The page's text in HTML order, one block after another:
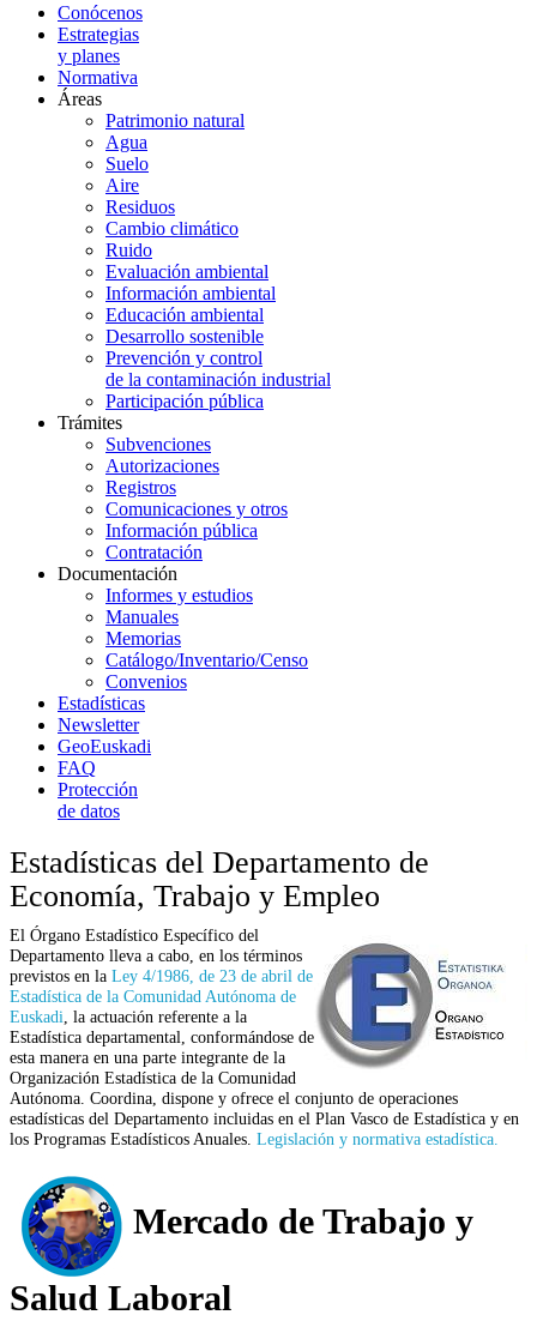
Conócenos
Estrategias
y planes
Normativa
Áreas
Patrimonio natural
Agua
Suelo
Aire
Residuos
Cambio climático
Ruido
Evaluación ambiental
Información ambiental
Educación ambiental
Desarrollo sostenible
Prevención y control
de la contaminación industrial
Participación pública
Trámites
Subvenciones
Autorizaciones
Registros
Comunicaciones y otros
Información pública
Contratación
Documentación
Informes y estudios
Manuales
Memorias
Catálogo/Inventario/Censo
Convenios
Estadísticas
Newsletter
GeoEuskadi
FAQ
Protección
de datos
Estadísticas del Departamento de
Economía, Trabajo y Empleo
El Órgano Estadístico Específico del
Departamento lleva a cabo, en los términos
previstos en la Ley 4/1986, de 23 de abril de
Estadística de la Comunidad Autónoma de
Euskadi , la actuación referente a la
Estadística departamental, conformándose de
esta manera en una parte integrante de la
Organización Estadística de la Comunidad
Autónoma. Coordina, dispone y ofrece el conjunto de operaciones
estadísticas del Departamento incluidas en el Plan Vasco de Estadística y en
los Programas Estadísticos Anuales. Legislación y normativa estadística.
Mercado de Trabajo y
Salud Laboral